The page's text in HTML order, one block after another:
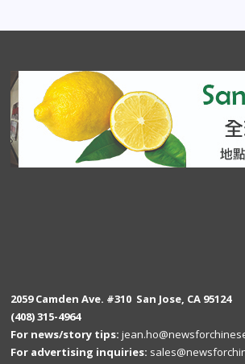
2059 Camden Ave. #310 San Jose, CA 95124
(408) 315-4964
For news/story tips:
For advertising inquiries: